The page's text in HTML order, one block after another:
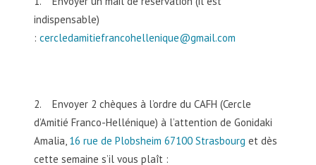
indispensable)
: cercledamitiefrancohellenique@gmail.com
2. Envoyer 2 chèques à l’ordre du CAFH (Cercle
d’Amitié Franco-Hellénique) à l’attention de Gonidaki
Amalia, 16 rue de Plobsheim 67100 Strasbourg et dès
cette semaine s’il vous plaît :